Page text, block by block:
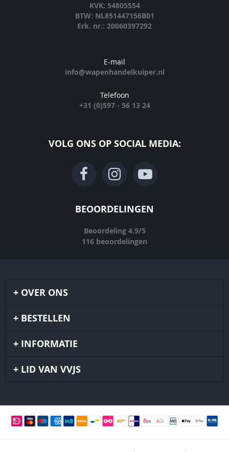
KVK: 54805554
BTW: NL851447156B01
Erk. nr.: 20060397292
E-mail
info@wapenhandelkuiper.nl
Telefoon
+31 (0)597 - 56 13 24
VOLG ONS OP SOCIAL MEDIA:
BEOORDELINGEN
Beoordeling 4.9/5
116 beoordelingen
OVER ONS
BESTELLEN
INFORMATIE
LID VAN VVJS